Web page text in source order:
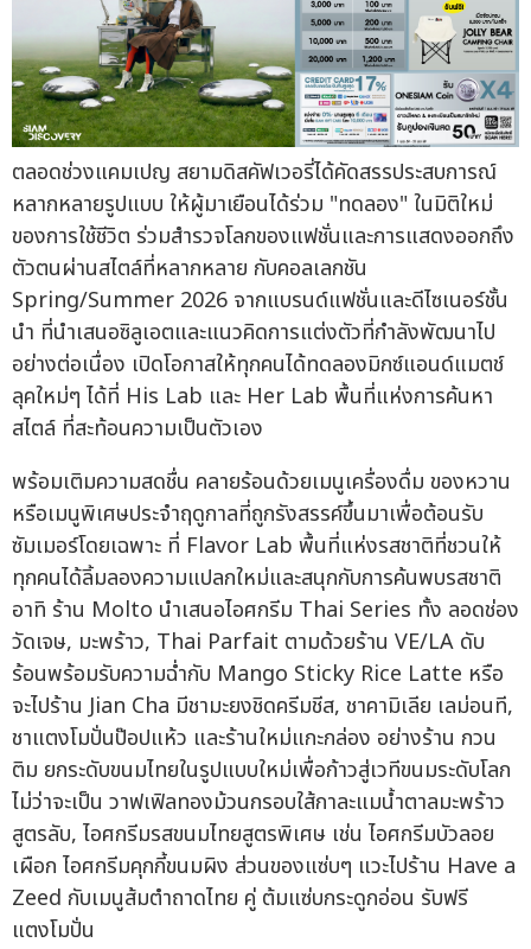
ตลอดช่วงแคมเปญ สยามดิสคัฟเวอรี่ได้คัดสรรประสบการณ์
หลากหลายรูปแบบ ให้ผู้มาเยือนได้ร่วม "ทดลอง" ในมิติใหม่
ของการใช้ชีวิต ร่วมสำรวจโลกของแฟชั่นและการแสดงออกถึง
ตัวตนผ่านสไตล์ที่หลากหลาย กับคอลเลกชัน
Spring/Summer 2026 จากแบรนด์แฟชั่นและดีไซเนอร์ชั้น
นำ ที่นำเสนอซิลูเอตและแนวคิดการแต่งตัวที่กำลังพัฒนาไป
อย่างต่อเนื่อง เปิดโอกาสให้ทุกคนได้ทดลองมิกซ์แอนด์แมตช์
ลุคใหม่ๆ ได้ที่ His Lab และ Her Lab พื้นที่แห่งการค้นหา
สไตล์ ที่สะท้อนความเป็นตัวเอง
พร้อมเติมความสดชื่น คลายร้อนด้วยเมนูเครื่องดื่ม ของหวาน
หรือเมนูพิเศษประจำฤดูกาลที่ถูกรังสรรค์ขึ้นมาเพื่อต้อนรับ
ซัมเมอร์โดยเฉพาะ ที่ Flavor Lab พื้นที่แห่งรสชาติที่ชวนให้
ทุกคนได้ลิ้มลองความแปลกใหม่และสนุกกับการค้นพบรสชาติ
อาทิ ร้าน Molto นำเสนอไอศกรีม Thai Series ทั้ง ลอดช่อง
วัดเจษ, มะพร้าว, Thai Parfait ตามด้วยร้าน VE/LA ดับ
ร้อนพร้อมรับความฉ่ำกับ Mango Sticky Rice Latte หรือ
จะไปร้าน Jian Cha มีชามะยงชิดครีมชีส, ชาคามิเลีย เลม่อนที,
ชาแตงโมปั่นป๊อปแห้ว และร้านใหม่แกะกล่อง อย่างร้าน กวน
ติม ยกระดับขนมไทยในรูปแบบใหม่เพื่อก้าวสู่เวทีขนมระดับโลก
ไม่ว่าจะเป็น วาฟเฟิลทองม้วนกรอบใส้กาละแมน้ำตาลมะพร้าว
สูตรลับ, ไอศกรีมรสขนมไทยสูตรพิเศษ เช่น ไอศกรีมบัวลอย
เผือก ไอศกรีมคุกกี้ขนมผิง ส่วนของแซ่บๆ แวะไปร้าน Have a
Zeed กับเมนูส้มตำถาดไทย คู่ ต้มแซ่บกระดูกอ่อน รับฟรี
แตงโมปั่น